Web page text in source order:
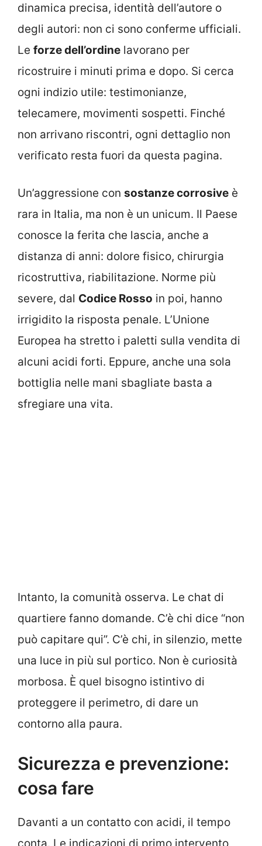
dinamica precisa, identità dell’autore o
degli autori: non ci sono conferme ufficiali.
Le forze dell’ordine lavorano per
ricostruire i minuti prima e dopo. Si cerca
ogni indizio utile: testimonianze,
telecamere, movimenti sospetti. Finché
non arrivano riscontri, ogni dettaglio non
verificato resta fuori da questa pagina.
Un’aggressione con sostanze corrosive è
rara in Italia, ma non è un unicum. Il Paese
conosce la ferita che lascia, anche a
distanza di anni: dolore fisico, chirurgia
ricostruttiva, riabilitazione. Norme più
severe, dal Codice Rosso in poi, hanno
irrigidito la risposta penale. L’Unione
Europea ha stretto i paletti sulla vendita di
alcuni acidi forti. Eppure, anche una sola
bottiglia nelle mani sbagliate basta a
sfregiare una vita.
Intanto, la comunità osserva. Le chat di
quartiere fanno domande. C’è chi dice “non
può capitare qui”. C’è chi, in silenzio, mette
una luce in più sul portico. Non è curiosità
morbosa. È quel bisogno istintivo di
proteggere il perimetro, di dare un
contorno alla paura.
Sicurezza e prevenzione:
cosa fare
Davanti a un contatto con acidi, il tempo